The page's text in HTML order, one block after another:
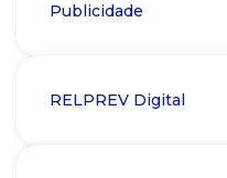
Publicidade
RELPREV Digital